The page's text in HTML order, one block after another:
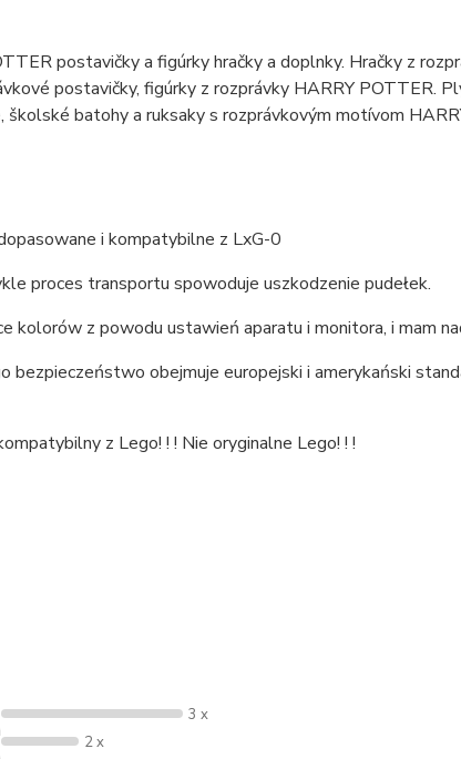
postavičky a figúrky hračky a doplnky. Hračky z
postavičky, figúrky z rozprávky HARRY POTTER.
batohy a ruksaky s rozprávkovým motívom
i kompatybilne z LxG-0
proces transportu spowoduje uszkodzenie pudełek.
kolorów z powodu ustawień aparatu i monitora, i mam
bezpieczeństwo obejmuje europejski i amerykański
z Lego! ! ! Nie oryginalne Lego! ! !
3 x
2 x